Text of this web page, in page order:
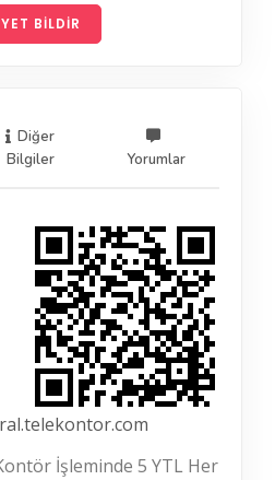
BILDIR
Diğer
Bilgiler
Yorumlar
İşleminde 5 YTL Her